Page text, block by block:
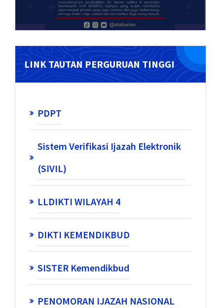
LINK TAUTAN PERGURUAN TINGGI
PDPT
Sistem Verifikasi Ijazah Elektronik
(SIVIL)
LLDIKTI WILAYAH 4
DIKTI KEMENDIKBUD
SISTER Kemendikbud
PENOMORAN IJAZAH NASIONAL